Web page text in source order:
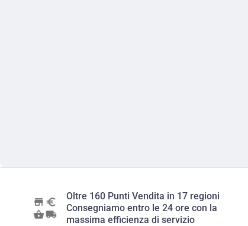
Oltre 160 Punti Vendita in 17 regioni
Consegniamo entro le 24 ore con la
massima efficienza di servizio